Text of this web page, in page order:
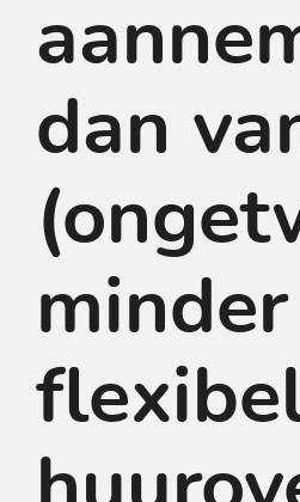
dan
minder